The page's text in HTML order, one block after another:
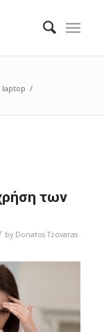
laptop /
των
by Donatos Tzovaras